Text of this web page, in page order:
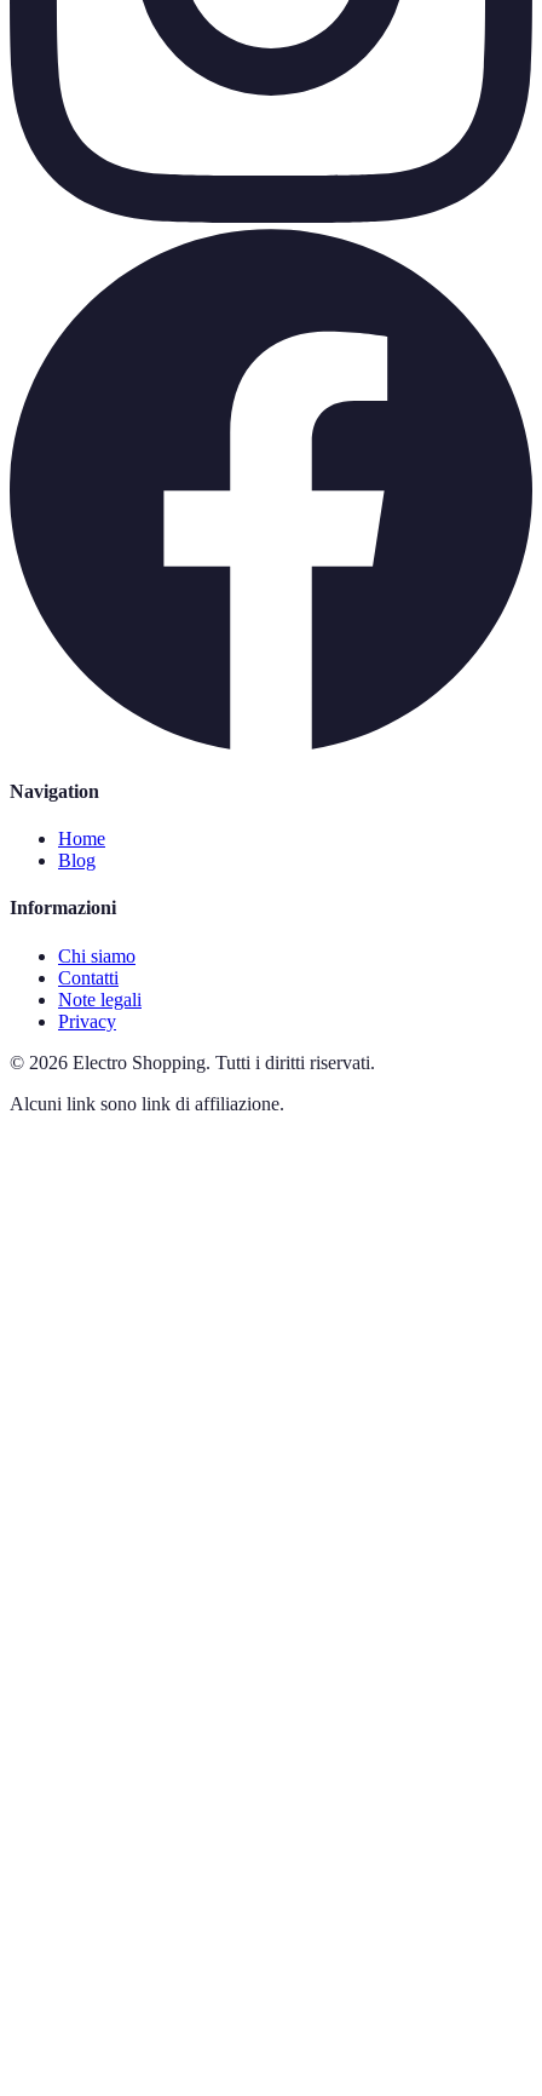
Navigation
Home
Blog
Informazioni
Chi siamo
Contatti
Note legali
Privacy
© 2026 Electro Shopping. Tutti i diritti riservati.
Alcuni link sono link di affiliazione.